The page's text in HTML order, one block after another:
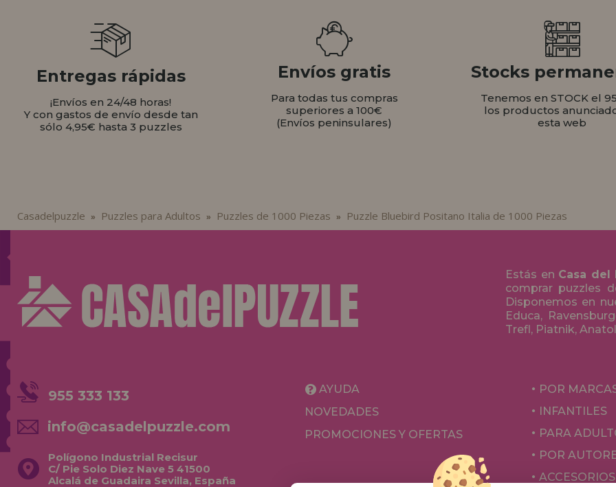
Entregas rápidas
¡Envíos en 24/48 horas!
Y con gastos de envío desde tan
sólo 4,95€ hasta 3 puzzles
Envíos gratis
Para todas tus compras
superiores a 100€
(Envíos peninsulares)
Stocks
Tenemos en STOCK el
los productos
esta web
Casadelpuzzle » Puzzles para Adultos » Puzzles de 1000 Piezas » Puzzle Bluebird Positano Italia de 1000 Piezas
Estás en Casa del
comprar puzzles
Disponemos en
Educa,
Trefl, Piatnik,
955 333 133
info@casadelpuzzle.com
Polígono Industrial Recisur
C/ Pie Solo Diez Nave 5 41500
Alcalá de Guadaira Sevilla, España
AYUDA
NOVEDADES
PROMOCIONES Y OFERTAS
POR
INFANTILES
PARA
POR
ACCESORIOS